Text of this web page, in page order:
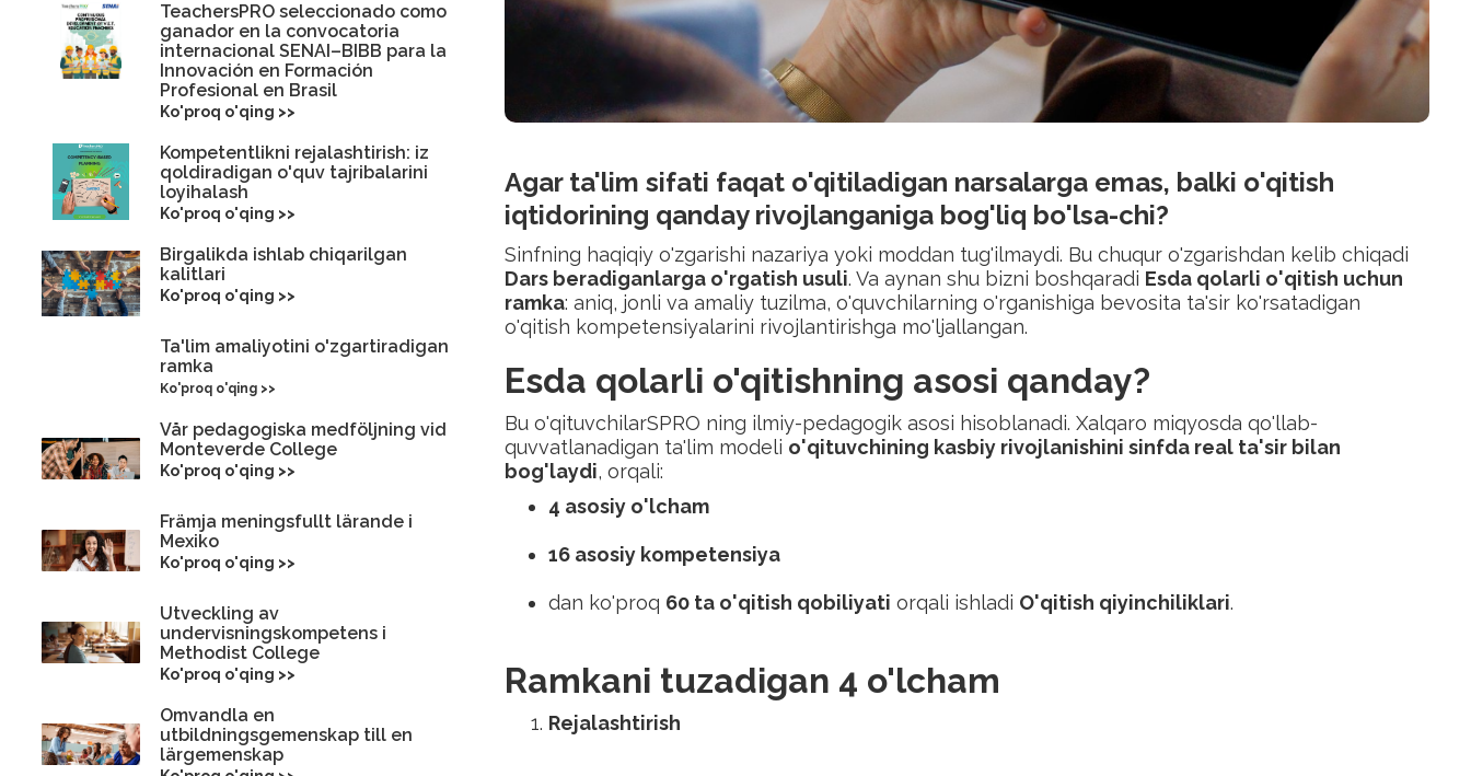
TeachersPRO seleccionado como
ganador en la convocatoria
internacional SENAI–BIBB para la
Innovación en Formación
Profesional en Brasil
Ko'proq o'qing >>
Kompetentlikni rejalashtirish: iz
qoldiradigan o'quv tajribalarini
loyihalash
Ko'proq o'qing >>
Birgalikda ishlab chiqarilgan
kalitlari
Ko'proq o'qing >>
Ta'lim amaliyotini o'zgartiradigan
ramka
Ko'proq o'qing >>
Vår pedagogiska medföljning vid
Monteverde College
Ko'proq o'qing >>
Främja meningsfullt lärande i
Mexiko
Ko'proq o'qing >>
Utveckling av
undervisningskompetens i
Methodist College
Ko'proq o'qing >>
Omvandla en
utbildningsgemenskap till en
lärgemenskap
Agar ta'lim sifati faqat o'qitiladigan narsalarga emas, balki o'qitish
iqtidorining qanday rivojlanganiga bog'liq bo'lsa-chi?
Sinfning haqiqiy o'zgarishi nazariya yoki moddan tug'ilmaydi. Bu chuqur o'zgarishdan kelib chiqadi
Dars beradiganlarga o'rgatish usuli. Va aynan shu bizni boshqaradi Esda qolarli o'qitish uchun
ramka: aniq, jonli va amaliy tuzilma, o'quvchilarning o'rganishiga bevosita ta'sir ko'rsatadigan
o'qitish kompetensiyalarini rivojlantirishga mo'ljallangan.
Esda qolarli o'qitishning asosi qanday?
Bu o'qituvchilarSPRO ning ilmiy-pedagogik asosi hisoblanadi. Xalqaro miqyosda qo'llab-
quvvatlanadigan ta'lim modeli o'qituvchining kasbiy rivojlanishini sinfda real ta'sir bilan
bog'laydi, orqali:
4 asosiy o'lcham
16 asosiy kompetensiya
dan ko'proq 60 ta o'qitish qobiliyati orqali ishladi O'qitish qiyinchiliklari.
Ramkani tuzadigan 4 o'lcham
Rejalashtirish